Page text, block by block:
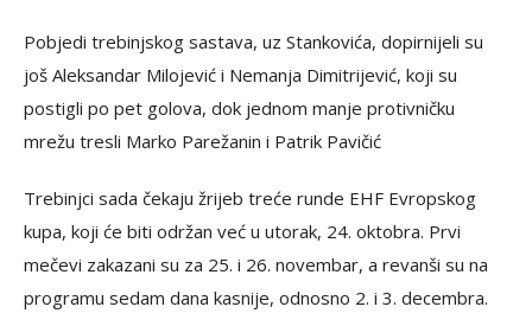
Pobjedi trebinjskog sastava, uz Stankovića, dopirnijeli su
još Aleksandar Milojević i Nemanja Dimitrijević, koji su
postigli po pet golova, dok jednom manje protivničku
mrežu tresli Marko Parežanin i Patrik Pavičić
Trebinjci sada čekaju žrijeb treće runde EHF Evropskog
kupa, koji će biti održan već u utorak, 24. oktobra. Prvi
mečevi zakazani su za 25. i 26. novembar, a revanši su na
programu sedam dana kasnije, odnosno 2. i 3. decembra.